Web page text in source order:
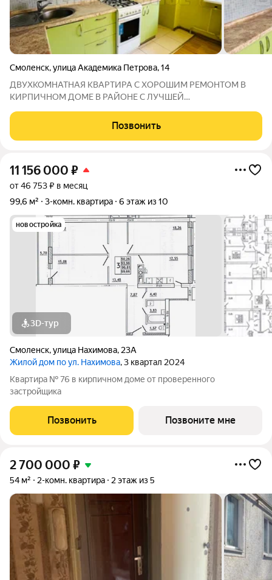
Смоленск,улица Академика Петрова,14
ДВУХКОМНАТНАЯ КВАРТИРА С ХОРОШИМ РЕМОНТОМ В
КИРПИЧНОМ ДОМЕ В РАЙОНЕ С ЛУЧШЕЙ
улучшенной планировки в теплом кирпичном доме. Комнаты
изолированные, санузел раздельный, большая застекленная
Позвонить
11 156 000 ₽
от 46 753 ₽ в месяц
99,6 м²
3-комн. квартира 6 этаж из 10
новостройка
3D-тур
Смоленск,улица Нахимова, 23А
Жилой дом по ул. Нахимова, 3 квартал 2024
Квартира № 76 в кирпичном доме от проверенного
застройщика
Позвонить Позвоните мне
2 700 000 ₽
54 м² 2-комн. квартира 2 этаж из 5